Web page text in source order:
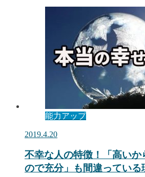
能力アップ
2019.4.20
不幸な人の特徴！「高いか
ので充分」も間違っている